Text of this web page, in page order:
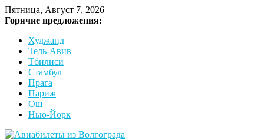
Пятница, Август 7, 2026
Горячие предложения:
Худжанд
Тель-Авив
Тбилиси
Стамбул
Прага
Париж
Ош
Нью-Йорк